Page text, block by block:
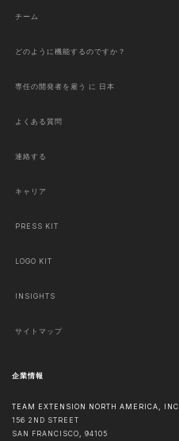
チーム
どのように機能するのですか？
専任の開発者を雇う に 日本
よくある質問
連絡する
キャリア
PRESS KIT
LOGO KIT
INSIGHTS
サイトマップ
企業情報
TEAM EXTENSION NORTH AMERICA, INC
156 2ND STREET
SAN FRANCISCO, 94105